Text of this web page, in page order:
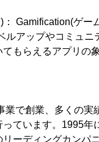
Gamification(ゲー
ルアップやコミュ
もらえるアプリの
で創業、多くの
ています。1995
ーディングカンパ